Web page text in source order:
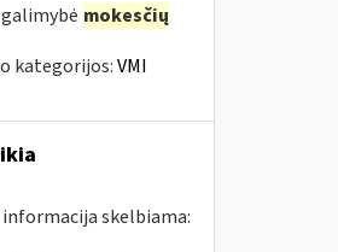
mokesčių
kategorijos:VMI
skelbiama: